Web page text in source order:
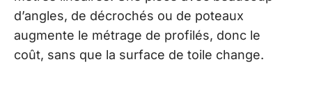
d’angles, de décrochés ou de poteaux
augmente le métrage de profilés, donc le
coût, sans que la surface de toile change.